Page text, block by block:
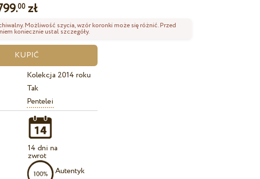
00 zł
Możliwość szycia, wzór koronki może się różnić. Przed
koniecznie ustal szczegóły.
Kolekcja 2014 roku
Tak
Pentelei
14 dni na
zwrot
Autentyk